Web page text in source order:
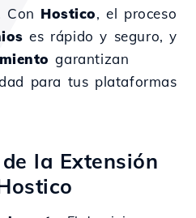
Con Hostico, el proceso
es rápido y seguro, y
garantizan
para tus plataformas
la Extensión